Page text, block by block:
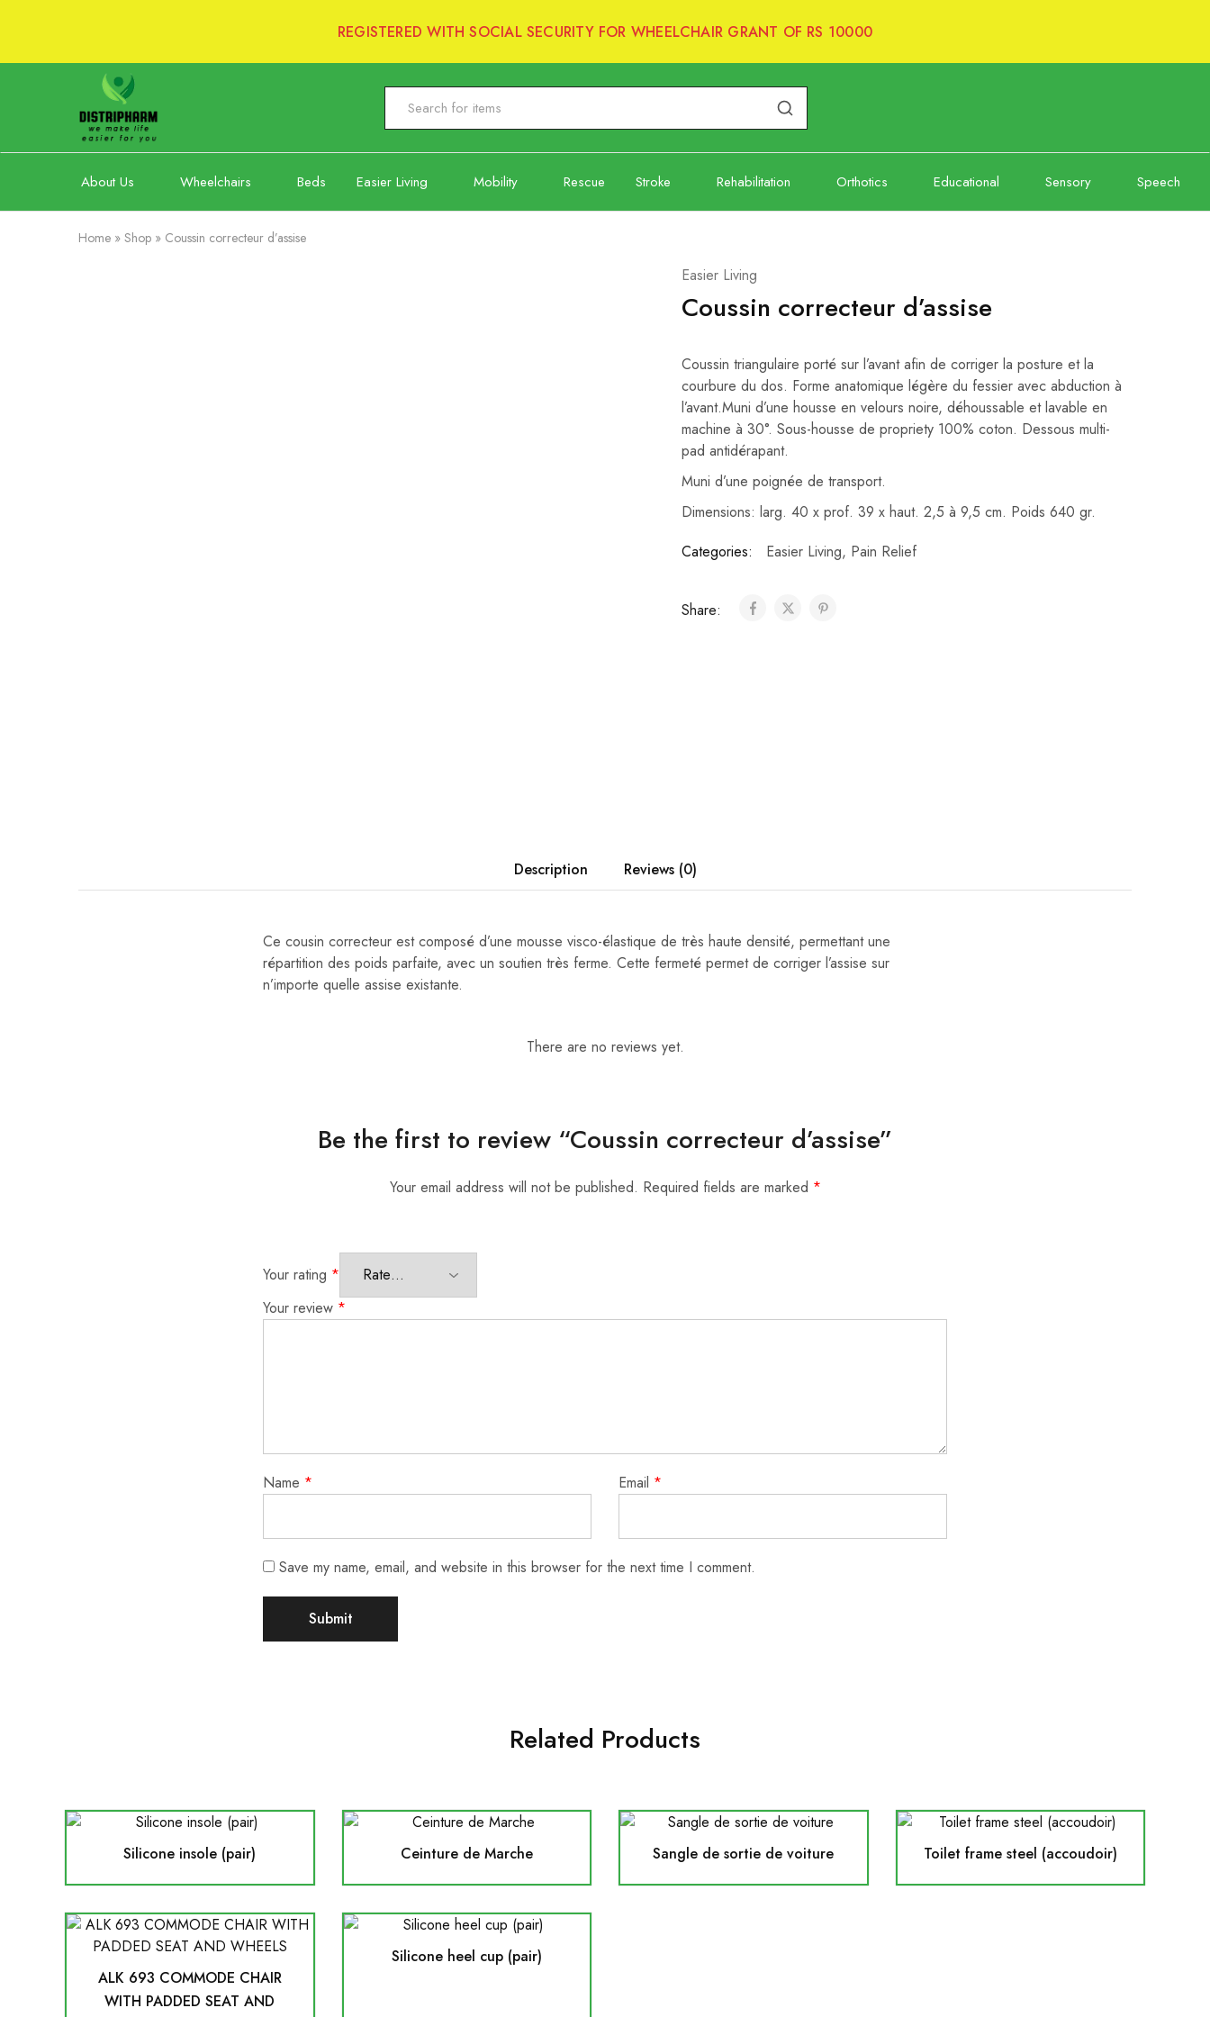
REGISTERED WITH SOCIAL SECURITY FOR WHEELCHAIR GRANT OF RS 10000
Distripharm
Ltd
About Us Wheelchairs Beds Easier Living Mobility Rescue Stroke Rehabilitation Orthotics Educational Sensory Speech
Home » Shop » Coussin correcteur d’assise
Easier Living
Coussin correcteur d’assise
Coussin triangulaire porté sur l’avant afin de corriger la posture et la
courbure du dos. Forme anatomique légère du fessier avec abduction à
l’avant.Muni d’une housse en velours noire, déhoussable et lavable en
machine à 30°. Sous-housse de propriety 100% coton. Dessous multi-
pad antidérapant.
Muni d’une poignée de transport.
Dimensions: larg. 40 x prof. 39 x haut. 2,5 à 9,5 cm. Poids 640 gr.
Categories:
Easier Living, Pain Relief
Share:
Description Reviews (0)
Ce cousin correcteur est composé d’une mousse visco-élastique de très haute densité, permettant une
répartition des poids parfaite, avec un soutien très ferme. Cette fermeté permet de corriger l’assise sur
n’importe quelle assise existante.
There are no reviews yet.
Be the first to review “Coussin correcteur d’assise”
Your email address will not be published. Required fields are marked *
Your rating *
Your review *
Name * Email *
Save my name, email, and website in this browser for the next time I comment.
Related Products
Silicone insole (pair) Ceinture de Marche Sangle de sortie de voiture Toilet frame steel (accoudoir)
ALK 693 COMMODE CHAIR
WITH PADDED SEAT AND
Silicone heel cup (pair)